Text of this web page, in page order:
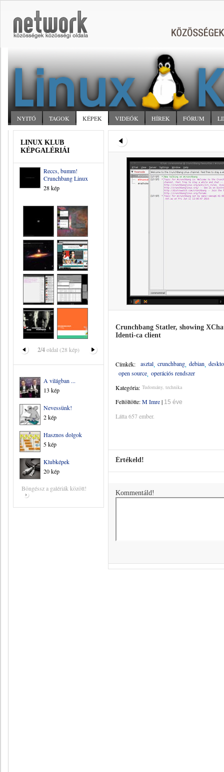
NYITÓ TAGOK KÉPEK VIDEÓK HÍREK FÓRUM
LINUX KLUB
KÉPGALÉRIÁI
Reccs, bumm!
Crunchbang Linux
28 kép
2/4oldal (28 kép)
A világban ...
13 kép
Nevessünk!
2 kép
Hasznos dolgok
5 kép
Klubképek
20 kép
Böngéssz a galériák között!
Crunchbang Statler, showing
Identi-ca client
Címkék: asztal crunchbang debian
open source operációs rendszer
Kategória: Tudomány, technika
Feltöltötte:M Imre| 15 éve
Látta 657 ember.
Értékeld!
Kommentáld!